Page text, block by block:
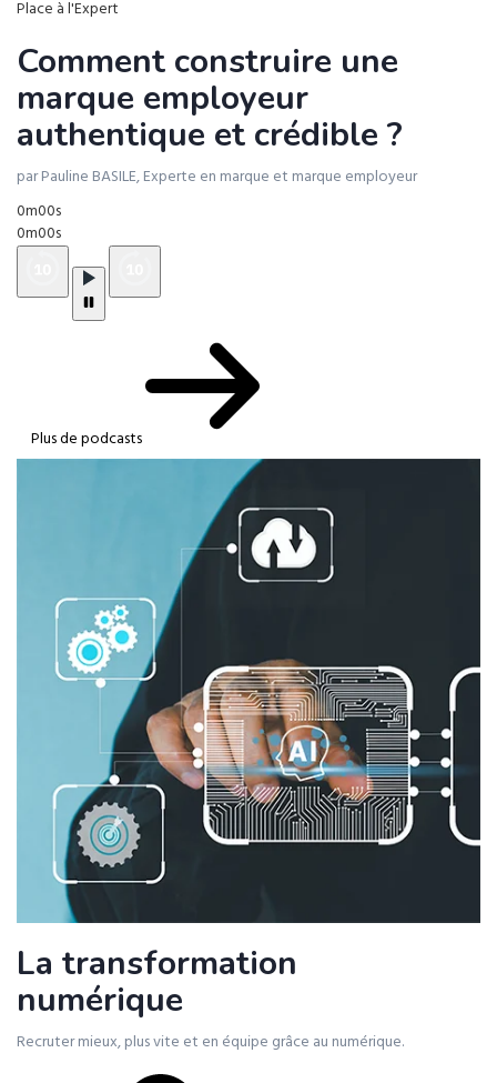
Place à l'Expert
Comment construire une
marque employeur
authentique et crédible ?
par Pauline BASILE, Experte en marque et marque employeur
0m00s
0m00s
Plus de podcasts
La transformation
numérique
Recruter mieux, plus vite et en équipe grâce au numérique.